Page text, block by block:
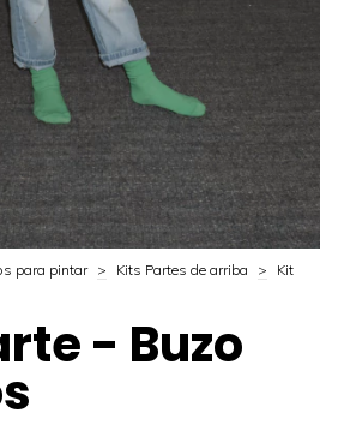
para pintar > Kits Partes de arriba >
Kit
- Buzo